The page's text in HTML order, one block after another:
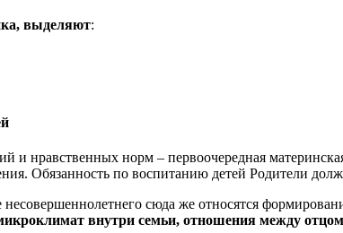
выделяют:
и нравственных норм – первоочередная
Обязанность по воспитанию детей Родители
сюда же относятся
внутри семьи, отношения между